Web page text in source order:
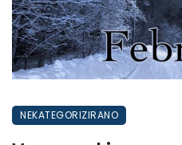
NEKATEGORIZIRANO